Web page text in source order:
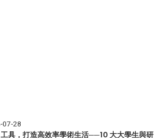
28
具，打造高效率學術生活──10 大大學生與研